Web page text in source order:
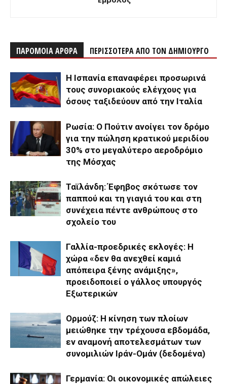
ΠΑΡΟΜΟΙΑ ΑΡΘΡΑ ΠΕΡΙΣΣΟΤΕΡΑ ΑΠΟ ΤΟΝ ΔΗΜΙΟΥΡΓΟ
Η Ισπανία επαναφέρει προσωρινά
τους συνοριακούς ελέγχους για
όσους ταξιδεύουν από την Ιταλία
Ρωσία: Ο Πούτιν ανοίγει τον δρόμο
για την πώληση κρατικού μεριδίου
30% στο μεγαλύτερο αεροδρόμιο
της Μόσχας
Ταϊλάνδη: Έφηβος σκότωσε τον
παππού και τη γιαγιά του και στη
συνέχεια πέντε ανθρώπους στο
σχολείο του
Γαλλία-προεδρικές εκλογές: Η
χώρα «δεν θα ανεχθεί καμιά
απόπειρα ξένης ανάμιξης»,
προειδοποιεί ο γάλλος υπουργός
Εξωτερικών
Ορμούζ: Η κίνηση των πλοίων
μειώθηκε την τρέχουσα εβδομάδα,
εν αναμονή αποτελεσμάτων των
συνομιλιών Ιράν-Ομάν (δεδομένα)
Γερμανία: Οι οικονομικές απώλειες